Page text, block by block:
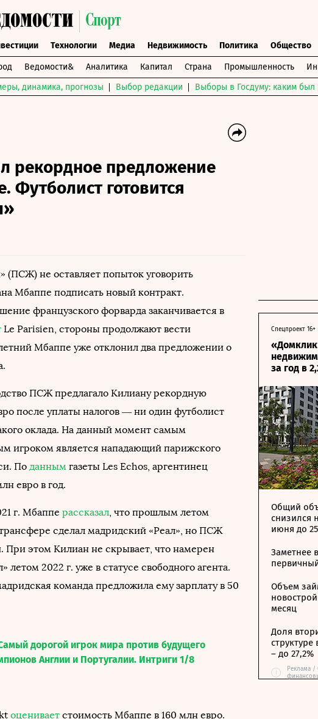
Технологии Медиа Недвижимость Политика Общество
Ведомости& Аналитика Капитал Страна Промышленность
динамика, прогнозы Выбор редакции Выборы в Госдуму: каким был
рекордное предложение
Футболист готовится
не оставляет попыток уговорить
Мбаппе подписать новый контракт.
французского форварда заканчивается в
Le Parisien, стороны продолжают вести
Мбаппе уже отклонил два предложении о
ПСЖ предлагало Килиану рекордную
после уплаты налогов — ни один футболист
оклада. На данный момент самым
игроком является нападающий парижского
По данным газеты Les Echos, аргентинец
евро в год.
г. Мбаппе рассказал, что прошлым летом
сделал мадридский «Реал», но ПСЖ
При этом Килиан не скрывает, что намерен
летом 2022 г. уже в статусе свободного агента.
команда предложила ему зарплату в 50
дорогой игрок мира против будущего
Англии и Португалии. Интриги 1/8
оценивает стоимость Мбаппе в 160 млн евро.
Спецпроект 16+
за год в
Общий
снизился
июня до
Заметнее
Объем
месяц
Доля
– до 27,2%
i
Реклама /